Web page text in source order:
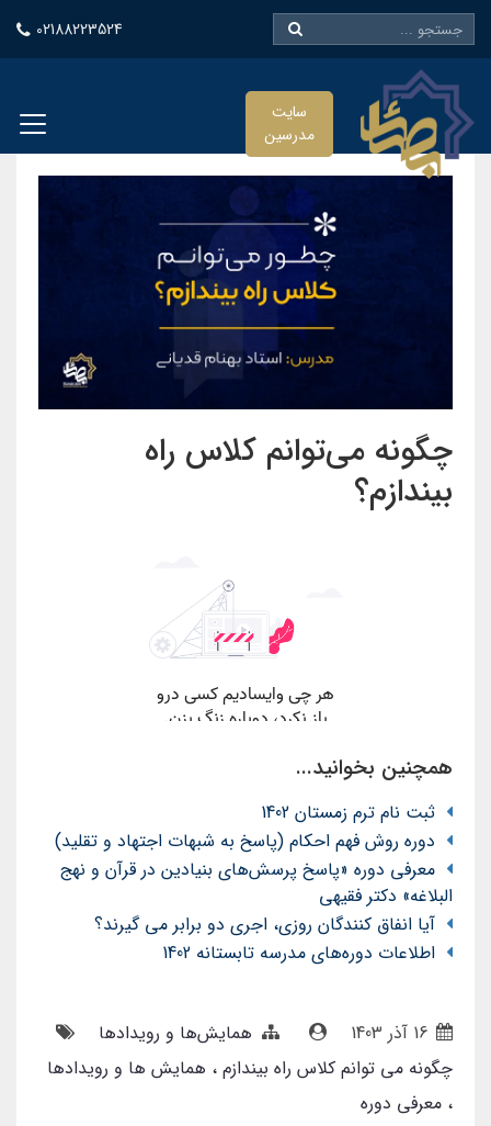
02188223524
سایت
مدرسین
چگونه می‌توانم کلاس راه
بیندازم؟
همچنین بخوانید...
ثبت نام ترم زمستان 1402
دوره روش فهم احکام (پاسخ به شبهات اجتهاد و تقلید)
معرفی دوره «پاسخ پرسش‌های بنیادین در قرآن و نهج
البلاغه» دکتر فقیهی
آیا انفاق کنندگان روزی، اجری دو برابر می گیرند؟
اطلاعات دوره‌های مدرسه تابستانه 1402
همایش‌ها و رویدادها
چگونه می توانم کلاس راه بیندازم
همایش ها و رویدادها
معرفی دوره